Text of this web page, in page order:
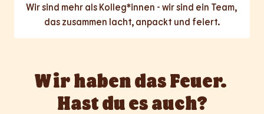
Wir sind mehr als Kolleg*innen - wir sind ein Team,
das zusammen lacht, anpackt und feiert.
Wir haben das Feuer.
Hast du es auch?